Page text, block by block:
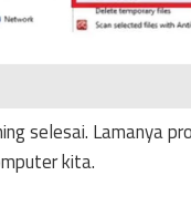
selesai. Lamanya
kita.